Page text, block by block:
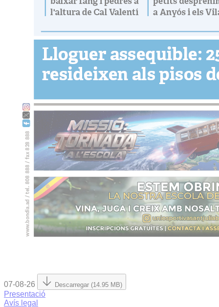
07-08-26 Descarregar (14.95 MB)
Presentació
Avís legal